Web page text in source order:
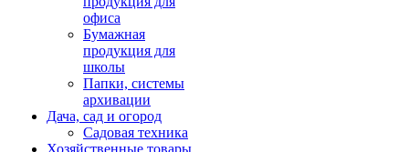
офиса
Бумажная
продукция для
школы
Папки, системы
архивации
Дача, сад и огород
Садовая техника
Хозяйственные товары